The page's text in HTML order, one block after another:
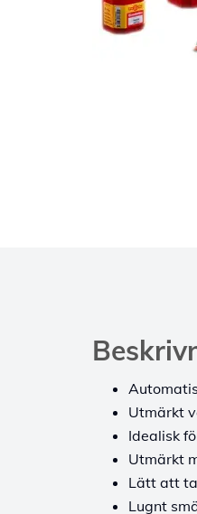
Utmärkt
Idealisk
Utmärkt
Lätt att
Lugnt